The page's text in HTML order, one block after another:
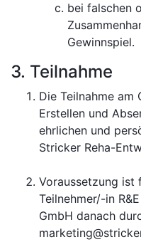
bei falschen
Gewinnspiel.
3. Teilnahme
Die Teilnahme
Erstellen und
ehrlichen und
Stricker Reha-
Voraussetzung ist
Teilnehmer/-in
GmbH danach